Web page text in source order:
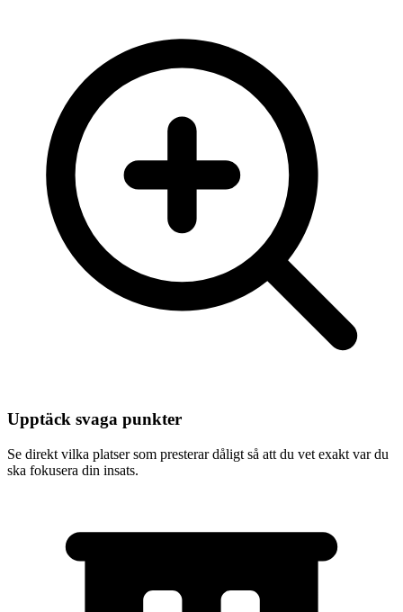
Manhattan
Upptäck svaga punkter
Se direkt vilka platser som presterar dåligt så att du vet exakt var du
ska fokusera din insats.